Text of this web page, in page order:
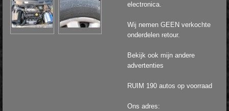
electronica.
Wij nemen GEEN verkochte
onderdelen retour.
Bekijk ook mijn andere
advertenties
RUIM 190 autos op voorraad
Ons adres: